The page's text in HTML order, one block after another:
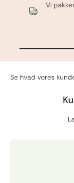
Vi
Se hvad vores